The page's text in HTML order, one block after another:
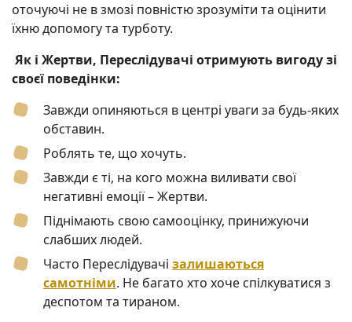
оточуючі не в змозі повністю зрозуміти та оцінити
їхню допомогу та турботу.
Як і Жертви, Переслідувачі отримують вигоду зі
своєї поведінки:
Завжди опиняються в центрі уваги за будь-яких
обставин.
Роблять те, що хочуть.
Завжди є ті, на кого можна виливати свої
негативні емоції – Жертви.
Піднімають свою самооцінку, принижуючи
слабших людей.
Часто Переслідувачі залишаються
самотніми. Не багато хто хоче спілкуватися з
деспотом та тираном.